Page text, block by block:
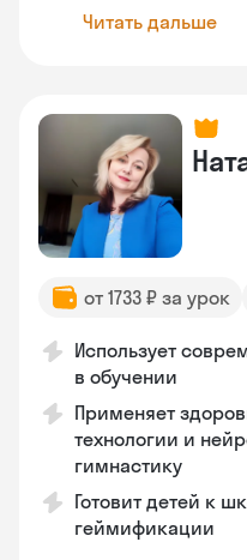
Читать дальше
от 1733 ₽ за урок
Использует
в обучении
Применяет
технологии и
гимнастику
Готовит детей к
геймификации